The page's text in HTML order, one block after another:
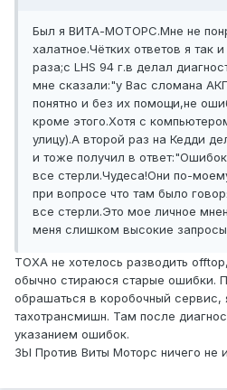
Был я ВИТА-МОТОРС.Мне не
халатное.Чётких ответов я так
раза;с LHS 94 г.в делал
мне сказали:"у Вас сломана
понятно и без их помощи,не
кроме этого.Хотя с
улицу).А второй раз на Кедди
и тоже получил в
все стерли.Чудеса!Они по-
при вопросе что там было
все стерли.Это мое личное
меня слишком высокие
ТОХА не хотелось разводить
обычно стираюся старые ошибки.
обрашаться в коробочный
тахотрансмишн. Там после
указанием ошибок.
ЗЫ Против Виты Моторс ничего не